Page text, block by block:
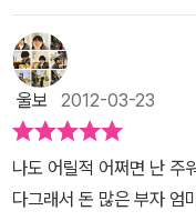
대부분을 다 줄 수 있는
인도 신사(사실은 영국신
으로 수소문하지만 찾을
게서 전해 들은 이웃 기숙
움에서도 남모를 기품이
어 주고 싶어 람 다스와
의 침실이 따뜻한 공간으
현실로 돌아와야 했다.-
가장 괴로운 것은 내 시간
아이들을 키우며 얻는 즐
지만, 나 자신이 없어지는
을 때 잘 수 없고, 먹고 싶
놓고 읽을 수 없으니 말이
워하며 굽실댑니다.세라
잘해주는 척 하며 비꼽니
소식이 들려오고, 민친선
하녀 베키와 쓸살아갑니
을 가지고, 친구의 딸을 이
를 찾게 됩니다.다시 부자
생, 아이들은 각자 다른 행
울보 2012-03-23
나도 어릴적 어쩌면 난 주
다그래서 돈 많은 부자 엄